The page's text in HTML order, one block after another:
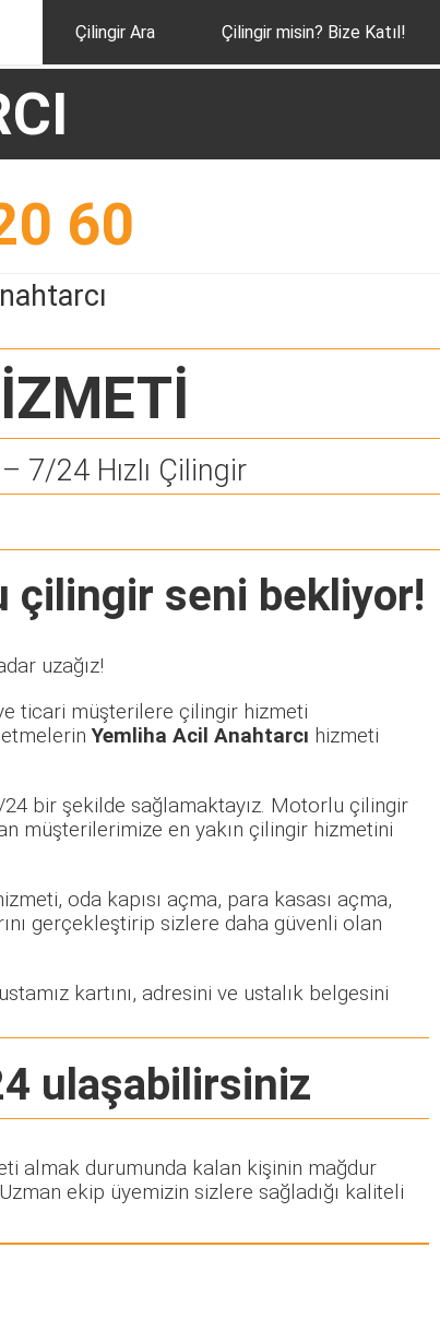
Çilingir Ara Çilingir misin? Bize Katıl!
60
7/24 Hızlı Çilingir
çilingir seni bekliyor!
uzağız!
ticari müşterilere çilingir hizmeti
Yemliha Acil Anahtarcı hizmeti
bir şekilde sağlamaktayız. Motorlu çilingir
müşterilerimize en yakın çilingir hizmetini
oda kapısı açma, para kasası açma,
gerçekleştirip sizlere daha güvenli olan
kartını, adresini ve ustalık belgesini
ulaşabilirsiniz
almak durumunda kalan kişinin mağdur
ekip üyemizin sizlere sağladığı kaliteli